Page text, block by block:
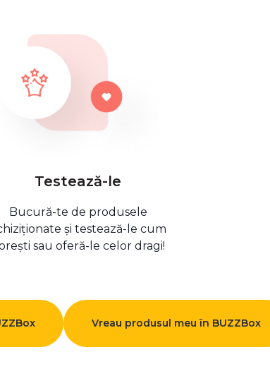
Testează-le
Bucură-te de produsele
și testează-le cum
sau oferă-le celor dragi!
Vreau produsul meu în BUZZBox